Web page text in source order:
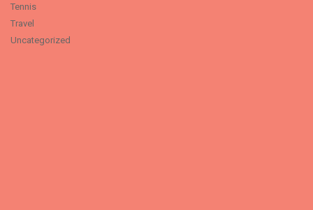
Tennis
Travel
Uncategorized